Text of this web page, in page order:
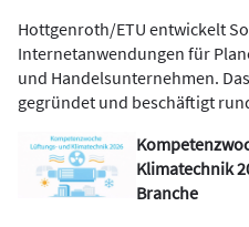
Hottgenroth/ETU entwickelt
Internetanwendungen für
und Handelsunternehmen.
gegründet und beschäftigt
Klimatechnik
Branche